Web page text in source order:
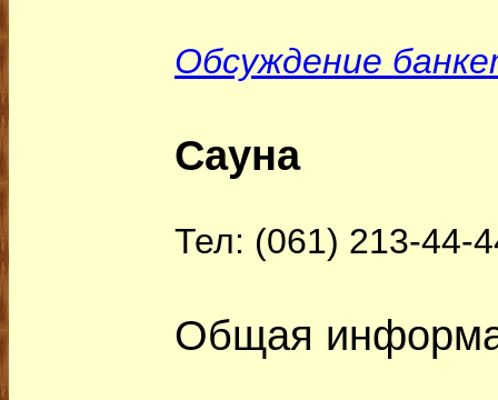
Обсуждение
Сауна
Тел: (061) 213-44-
Общая